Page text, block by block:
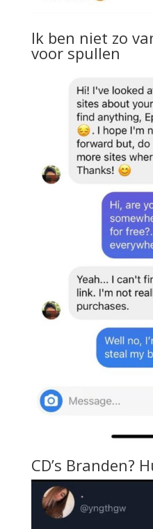
Ik ben niet zo
voor spullen
CD’s Branden?